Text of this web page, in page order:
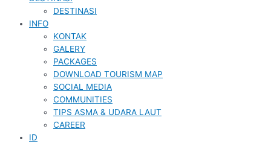
DESTINASI
INFO
KONTAK
GALERY
PACKAGES
DOWNLOAD TOURISM MAP
SOCIAL MEDIA
COMMUNITIES
TIPS ASMA & UDARA LAUT
CAREER
ID